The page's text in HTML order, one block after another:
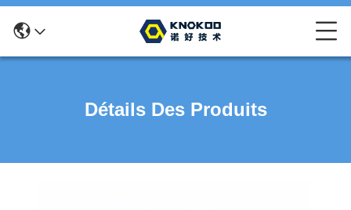
Détails Des Produits